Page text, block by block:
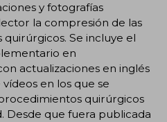
y fotografías
la compresión de las
Se incluye el
en
actualizaciones en inglés
en los que se
quirúrgicos
Desde que fuera publicada